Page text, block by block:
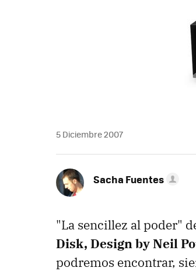
5 Diciembre 2007
Sacha Fuentes
"La sencillez al poder"
Disk, Design by Neil
podremos encontrar,